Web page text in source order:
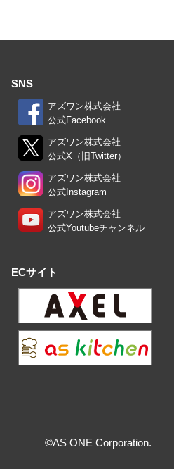
SNS
アズワン株式会社
公式Facebook
アズワン株式会社
公式X（旧Twitter）
アズワン株式会社
公式Instagram
アズワン株式会社
公式Youtubeチャンネル
ECサイト
©AS ONE Corporation.